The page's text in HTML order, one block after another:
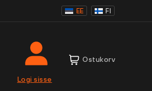
EE FI
Logi sisse
Ostukorv